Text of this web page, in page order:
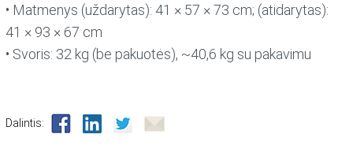
• Matmenys (uždarytas): 41 × 57 × 73 cm; (atidarytas):
41 × 93 × 67 cm
• Svoris: 32 kg (be pakuotės), ~40,6 kg su pakavimu
Dalintis: